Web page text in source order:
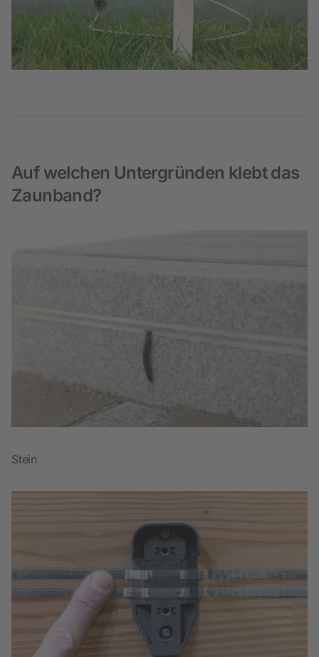
Auf welchen Untergründen klebt das
Zaunband?
Stein